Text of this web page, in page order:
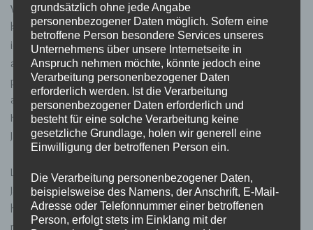
Wir schauten uns zum Einschlafen noch einen Film an und
kuschelten. Ich war direkt weg. Als ich nachts aufwachte nahm
ich seinen Arm und legte ihn um mich. Er kuschelte sich sofort
an mich und legte sein Gesicht in meinen Nacken. Ich konnte
perfekt weiterschlafen. Als wir am nächsten Morgen
aufwachten, machten mein Bruder und ich uns auf dem
Heimweg. Wir bedankten uns für den schönen Start ins neue
Jahr und verabschiedeten uns.
Liam sah ich aber bald wieder. Es war anders wie die letzten
Jahre. Wir hatten einen gemeinsamen Start ins neue Jahr. Wir
haben uns noch gesehen. Wir hatten nicht keinen Kontakt
mehr, wie es sonst immer der Fall war. Dieses Jahr ist es anders.
grundsätzlich ohne jede Angabe
personenbezogener Daten möglich. Sofern eine
betroffene Person besondere Services unseres
Unternehmens über unsere Internetseite in
Anspruch nehmen möchte, könnte jedoch eine
Verarbeitung personenbezogener Daten
erforderlich werden. Ist die Verarbeitung
personenbezogener Daten erforderlich und
besteht für eine solche Verarbeitung keine
gesetzliche Grundlage, holen wir generell eine
Einwilligung der betroffenen Person ein.
Die Verarbeitung personenbezogener Daten,
beispielsweise des Namens, der Anschrift, E-Mail-
Adresse oder Telefonnummer einer betroffenen
Person, erfolgt stets im Einklang mit der